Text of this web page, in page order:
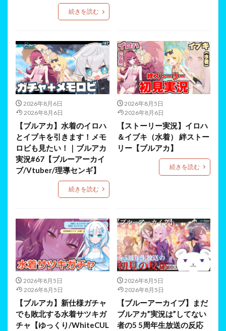
続きを読む
2026年8月6日
2026年8月6日
【ブルアカ】水着のイロハ
とイブキを引きます！メモ
ロビも見たい！｜ブルアカ
実況#67【ブルーアーカイ
ブ/Vtuber/理導センギ】
続きを読む
2026年8月5日
2026年8月6日
【ストーリー実況】イロハ
＆イブキ（水着） 絆ストー
リー【ブルアカ】
続きを読む
2026年8月5日
2026年8月5日
【ブルアカ】新仕様ガチャ
でも敗北する水着サツキガ
チャ【ゆっくり/WhiteCUL
2026年8月5日
2026年8月5日
【ブルーアーカイブ】まだ
ブルアカ”実況は”してない
者の5 5周年生放送の反応